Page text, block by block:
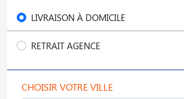
LIVRAISON À DOMICILE
RETRAIT AGENCE
CHOISIR VOTRE VILLE